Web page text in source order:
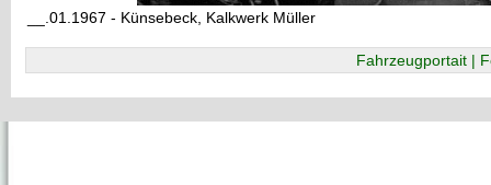
__.01.1967 - Künsebeck, Kalkwerk Müller
Fahrzeugportait |